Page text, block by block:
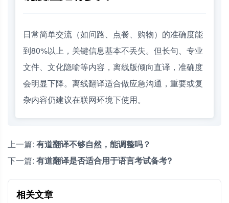
日常简单交流（如问路、点餐、购物）的准确度能
到80%以上，关键信息基本不丢失。但长句、专业
文件、文化隐喻等内容，离线版倾向直译，准确度
会明显下降。离线翻译适合做应急沟通，重要或复
杂内容仍建议在联网环境下使用。
上一篇: 有道翻译不够自然，能调整吗？
下一篇: 有道翻译是否适合用于语言考试备考?
相关文章